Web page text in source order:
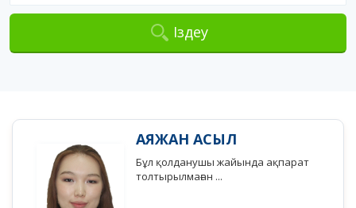
Іздеу
АЯЖАН АСЫЛ
Бұл қолданушы жайында ақпарат
толтырылмаған ...